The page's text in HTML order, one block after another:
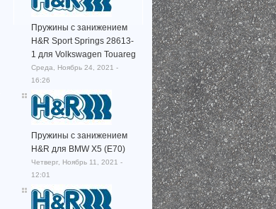
Пружины с занижением
H&R Sport Springs 28613-
1 для Volkswagen Touareg
Среда, Ноябрь 24, 2021 -
16:26
Пружины с занижением
H&R для BMW X5 (E70)
Четверг, Ноябрь 11, 2021 -
12:01